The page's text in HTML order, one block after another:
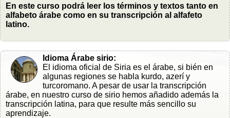
En este curso podrá leer los términos y textos tanto en
alfabeto árabe como en su transcripción al alfafeto
latino.
Idioma Árabe sirio:
El idioma oficial de Siria es el árabe, si bién en
algunas regiones se habla kurdo, azerí y
turcoromano. A pesar de usar la transcripción
árabe, en nuestro curso de sirio hemos añadido además la
transcripción latina, para que resulte más sencillo su
aprendizaje.